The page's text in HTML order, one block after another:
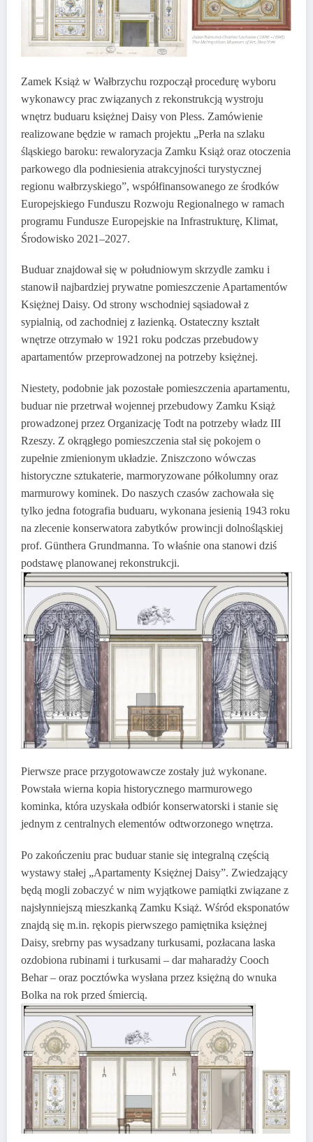
Zamek Książ w Wałbrzychu rozpoczął procedurę wyboru
wykonawcy prac związanych z rekonstrukcją wystroju
wnętrz buduaru księżnej Daisy von Pless. Zamówienie
realizowane będzie w ramach projektu „Perła na szlaku
śląskiego baroku: rewaloryzacja Zamku Książ oraz otoczenia
parkowego dla podniesienia atrakcyjności turystycznej
regionu wałbrzyskiego”, współfinansowanego ze środków
Europejskiego Funduszu Rozwoju Regionalnego w ramach
programu Fundusze Europejskie na Infrastrukturę, Klimat,
Środowisko 2021–2027.
Buduar znajdował się w południowym skrzydle zamku i
stanowił najbardziej prywatne pomieszczenie Apartamentów
Księżnej Daisy. Od strony wschodniej sąsiadował z
sypialnią, od zachodniej z łazienką. Ostateczny kształt
wnętrze otrzymało w 1921 roku podczas przebudowy
apartamentów przeprowadzonej na potrzeby księżnej.
Niestety, podobnie jak pozostałe pomieszczenia apartamentu,
buduar nie przetrwał wojennej przebudowy Zamku Książ
prowadzonej przez Organizację Todt na potrzeby władz III
Rzeszy. Z okrągłego pomieszczenia stał się pokojem o
zupełnie zmienionym układzie. Zniszczono wówczas
historyczne sztukaterie, marmoryzowane półkolumny oraz
marmurowy kominek. Do naszych czasów zachowała się
tylko jedna fotografia buduaru, wykonana jesienią 1943 roku
na zlecenie konserwatora zabytków prowincji dolnośląskiej
prof. Günthera Grundmanna. To właśnie ona stanowi dziś
podstawę planowanej rekonstrukcji.
Pierwsze prace przygotowawcze zostały już wykonane.
Powstała wierna kopia historycznego marmurowego
kominka, która uzyskała odbiór konserwatorski i stanie się
jednym z centralnych elementów odtworzonego wnętrza.
Po zakończeniu prac buduar stanie się integralną częścią
wystawy stałej „Apartamenty Księżnej Daisy”. Zwiedzający
będą mogli zobaczyć w nim wyjątkowe pamiątki związane z
najsłynniejszą mieszkanką Zamku Książ. Wśród eksponatów
znajdą się m.in. rękopis pierwszego pamiętnika księżnej
Daisy, srebrny pas wysadzany turkusami, pozłacana laska
ozdobiona rubinami i turkusami – dar maharadży Cooch
Behar – oraz pocztówka wysłana przez księżną do wnuka
Bolka na rok przed śmiercią.